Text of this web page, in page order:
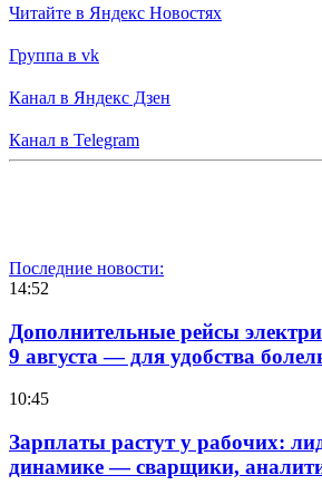
Читайте в Яндекс Новостях
Группа в vk
Канал в Яндекс Дзен
Канал в Telegram
Последние новости:
14:52
Дополнительные рейсы
9 августа — для удобства
10:45
Зарплаты растут у рабочих:
динамике — сварщики,